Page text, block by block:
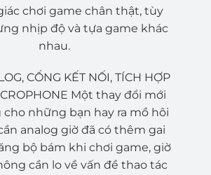
chơi game chân thật, tùy
nhịp độ và tựa game khác
nhau.
CỔNG KẾT NỐI, TÍCH HỢP
Một thay đổi mới
những bạn hay ra mồ hôi
analog giờ đã có thêm gai
bộ bám khi chơi game, giờ
cần lo về vấn đề thao tác